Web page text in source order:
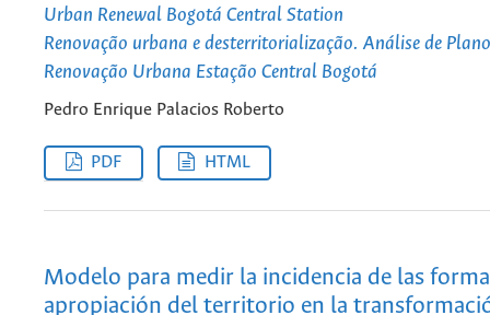
Urban Renewal Bogotá Central Station
Renovação urbana e desterritorialização. Análise de
Renovação Urbana Estação Central Bogotá
Pedro Enrique Palacios Roberto
PDF HTML
Modelo para medir la incidencia de las
apropiación del territorio en la